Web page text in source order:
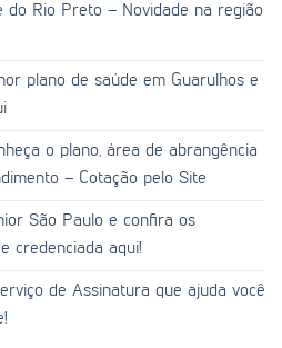
do Rio Preto – Novidade na região
plano de saúde em Guarulhos e
o plano, área de abrangência
– Cotação pelo Site
São Paulo e confira os
credenciada aqui!
de Assinatura que ajuda você